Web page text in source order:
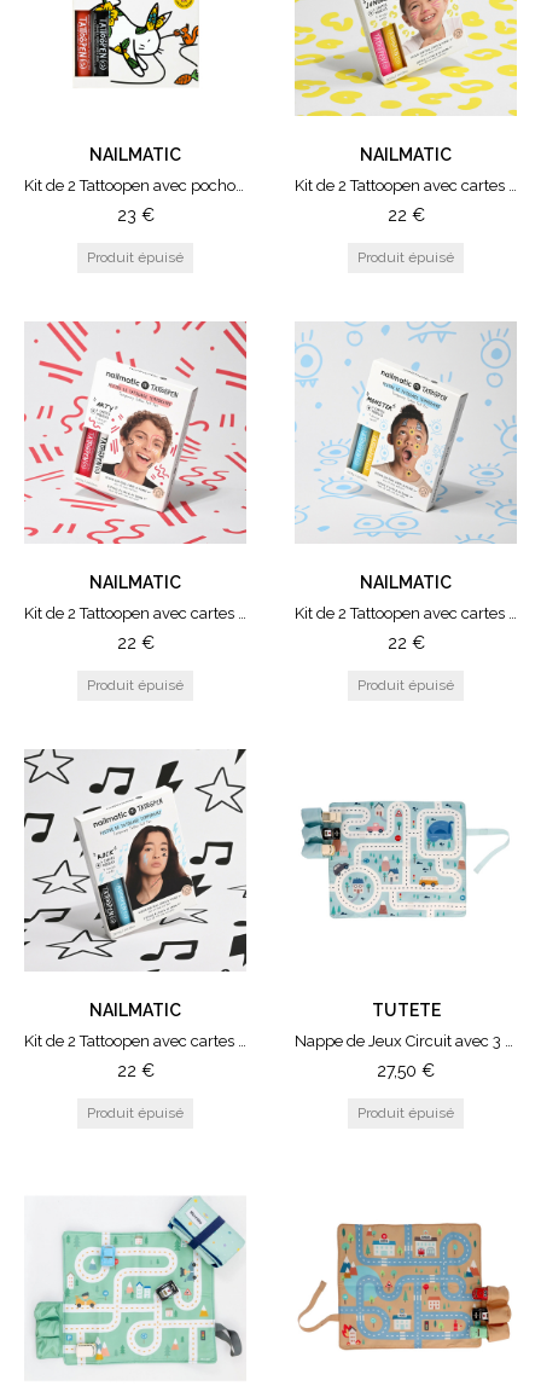
NAILMATIC
Kit de 2 Tattoopen avec pochoirs Ami Imaginaire - Bunny
23 €
NAILMATIC
Kit de 2 Tattoopen avec cartes modèles Jungle
22 €
NAILMATIC
Kit de 2 Tattoopen avec cartes modèles Arty
22 €
NAILMATIC
Kit de 2 Tattoopen avec cartes modèles Monster
22 €
NAILMATIC
Kit de 2 Tattoopen avec cartes modèles Rock
22 €
TUTETE
Nappe de Jeux Circuit avec 3 Voitures Bleu
27,50 €